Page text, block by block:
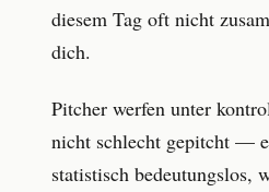
diesem Tag oft nicht
dich.
Pitcher werfen unter
nicht schlecht gepitcht —
statistisch